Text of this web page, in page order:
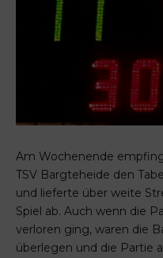
Am Wochenende
TSV Bargteheide den
und lieferte über weite
Spiel ab. Auch wenn die
verloren ging, waren die
überlegen und die Partie